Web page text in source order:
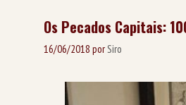
Os Pecados Capitais:
16/06/2018 por Siro